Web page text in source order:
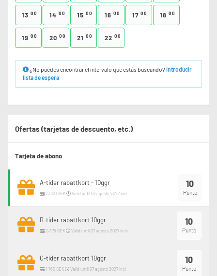
13 00 14 00 15 00 16 00 17 00 18 00
19 00 20 00 21 00 22 00
¿No puedes encontrar el intervalo que estás buscando? Introducir
lista de espera
Ofertas (tarjetas de descuento, etc.)
Tarjeta de abono
10
Punto
A-tider rabattkort - 10ggr
2.600 SEK Valid until 07 agosto 2027 incl.
10
Punto
B-tider rabattkort 10ggr
2.375 SEK Valid until 07 agosto 2027 incl.
10
Punto
C-tider rabattkort 10ggr
1.760 SEK Valid until 07 agosto 2027 incl.